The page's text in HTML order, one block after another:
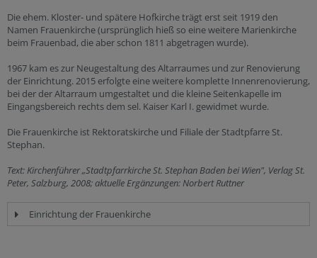
Die ehem. Kloster- und spätere Hofkirche trägt erst seit 1919 den
Namen Frauenkirche (ursprünglich hieß so eine weitere Marienkirche
beim Frauenbad, die aber schon 1811 abgetragen wurde).
1967 kam es zur Neugestaltung des Altarraumes und zur Renovierung
der Einrichtung. 2015 erfolgte eine weitere komplette Innenrenovierung,
bei der der Altarraum umgestaltet und die kleine Seitenkapelle im
Eingangsbereich rechts dem sel. Kaiser Karl I. gewidmet wurde.
Die Frauenkirche ist Rektoratskirche und Filiale der Stadtpfarre St.
Stephan.
Text: Kirchenführer „Stadtpfarrkirche St. Stephan Baden bei Wien", Verlag St.
Peter, Salzburg, 2008; aktuelle Ergänzungen: Norbert Ruttner
Einrichtung der Frauenkirche